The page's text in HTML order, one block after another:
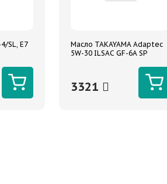
SL, E7
Масло TAKAYAMA Adaptec
5W-30 ILSAC GF-6A SP
3321